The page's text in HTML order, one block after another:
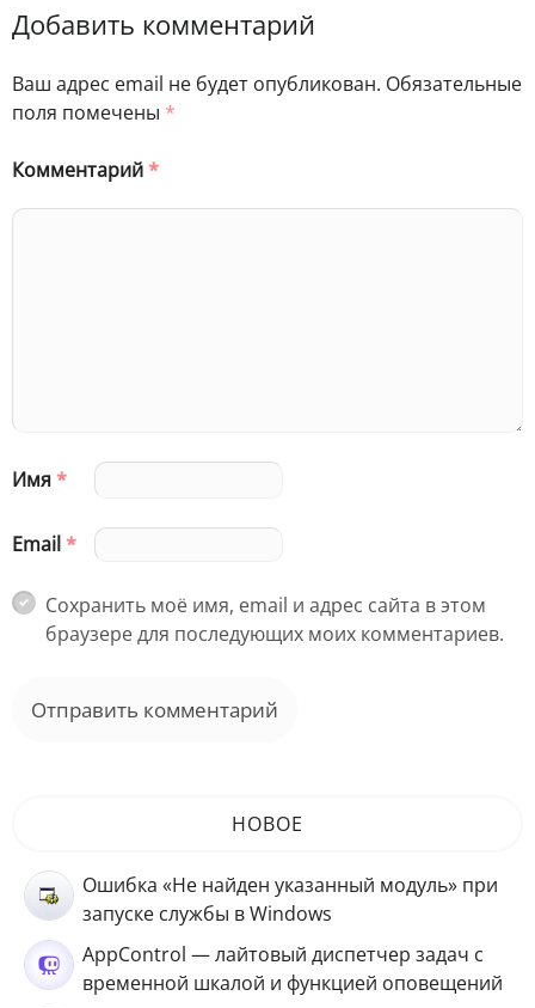
Добавить комментарий
Ваш адрес email не будет опубликован. Обязательные
поля помечены *
Комментарий*
Имя*
Email*
Сохранить моё имя, email и адрес сайта в этом
браузере для последующих моих комментариев.
НОВОЕ
Ошибка «Не найден указанный модуль» при
запуске службы в Windows
AppControl — лайтовый диспетчер задач с
временной шкалой и функцией оповещений